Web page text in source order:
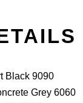
Black 9090
Grey 6060